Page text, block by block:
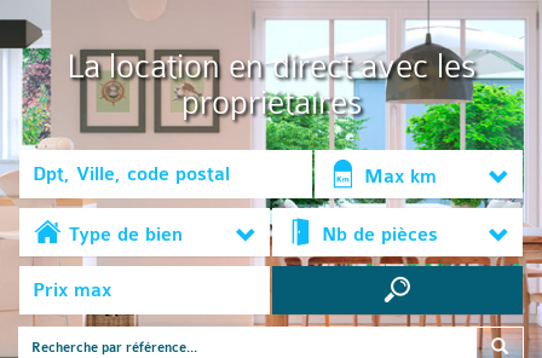
La location en direct avec les
propriétaires
Max km
Type de bien Nb de pièces